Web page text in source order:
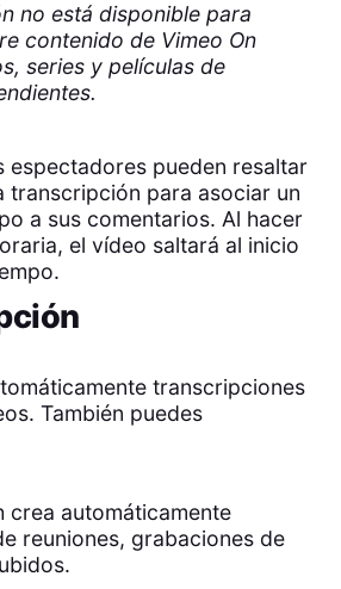
no está disponible para
contenido de Vimeo On
series y películas de
espectadores pueden resaltar
transcripción para asociar un
a sus comentarios. Al hacer
el vídeo saltará al inicio
transcripciones
También puedes
crea automáticamente
reuniones, grabaciones de